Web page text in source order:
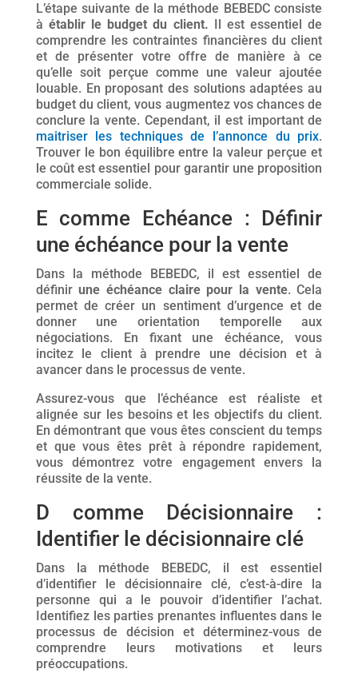
L’étape suivante de la méthode BEBEDC consiste
à établir le budget du client. Il est essentiel de
comprendre les contraintes financières du client
et de présenter votre offre de manière à ce
qu’elle soit perçue comme une valeur ajoutée
louable. En proposant des solutions adaptées au
budget du client, vous augmentez vos chances de
conclure la vente. Cependant, il est important de
maitriser les techniques de l’annonce du prix.
Trouver le bon équilibre entre la valeur perçue et
le coût est essentiel pour garantir une proposition
commerciale solide.
E comme Echéance : Définir
une échéance pour la vente
Dans la méthode BEBEDC, il est essentiel de
définirune échéance claire pour la vente. Cela
permet de créer un sentiment d’urgence et de
donner une orientation temporelle aux
négociations. En fixant une échéance, vous
incitez le client à prendre une décision et à
avancer dans le processus de vente.
Assurez-vous que l’échéance est réaliste et
alignée sur les besoins et les objectifs du client.
En démontrant que vous êtes conscient du temps
et que vous êtes prêt à répondre rapidement,
vous démontrez votre engagement envers la
réussite de la vente.
D comme Décisionnaire :
Identifier le décisionnaire clé
Dans la méthode BEBEDC, il est essentiel
d’identifier le décisionnaire clé, c’est-à-dire la
personne qui a le pouvoir d’identifier l’achat.
Identifiez les parties prenantes influentes dans le
processus de décision et déterminez-vous de
comprendre leurs motivations et leurs
préoccupations.